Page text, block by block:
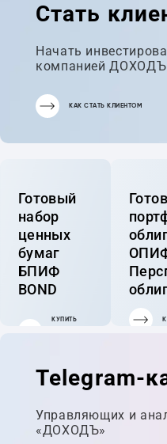
Стать
Начать
компанией ДОХОДЪ
КАК СТАТЬ КЛИЕНТОМ
Готовый
набор
ценных
бумаг
БПИФ
BOND
КУПИТЬ
Telegram-
Управляющих и
«ДОХОДЪ»